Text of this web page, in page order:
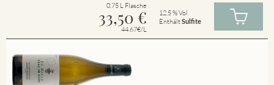
0.75 L Flasche
33,50 €
44.67€/L
12.5 % Vol
EnthältSulfite